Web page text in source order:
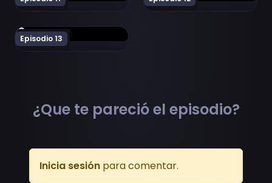
Episodio 13
Ver BanG Dream! Ave Mujica Episodio 13
¿Que te pareció el episodio?
Inicia sesión para comentar.